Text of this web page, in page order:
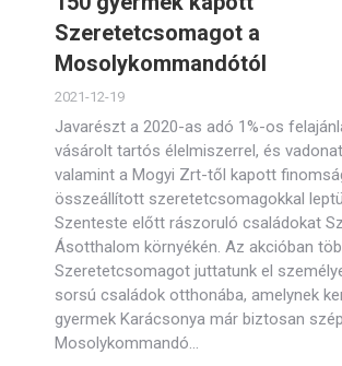
Szeretetcsomagot a
Mosolykommandótól
2021-12-19
Javarészt a 2020-as adó 1%-os
vásárolt tartós élelmiszerrel, és
valamint a Mogyi Zrt-től kapott
összeállított szeretetcsomagokkal
Szenteste előtt rászoruló családokat
Ásotthalom környékén. Az akcióban
Szeretetcsomagot juttatunk el
sorsú családok otthonába, amelynek
gyermek Karácsonya már biztosan
Mosolykommandó…